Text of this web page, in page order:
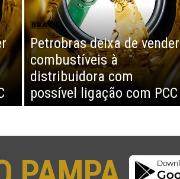
BRASIL
Petrobras deixa de vender
combustíveis à
distribuidora com
possível ligação com PCC